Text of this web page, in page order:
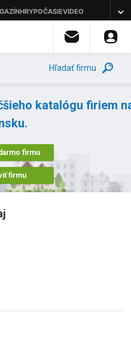
Hľadať firmu
katalógu firiem
firmu
firmu